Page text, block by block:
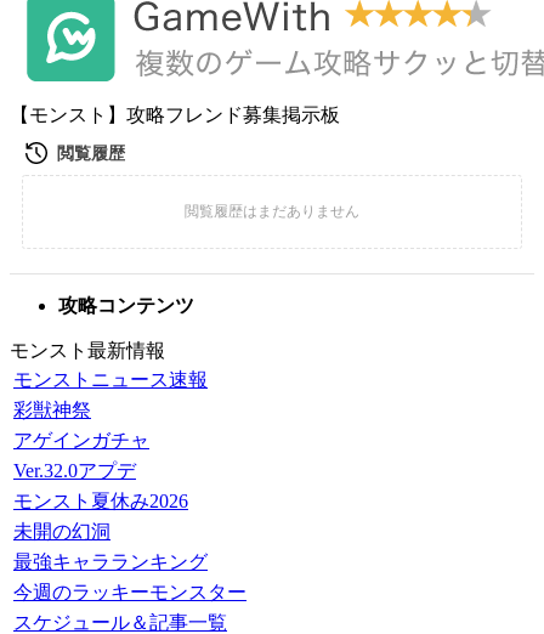
【モンスト】攻略フレンド募集掲示板
攻略コンテンツ
モンスト最新情報
モンストニュース速報
彩獣神祭
アゲインガチャ
Ver.32.0アプデ
モンスト夏休み2026
未開の幻洞
最強キャラランキング
今週のラッキーモンスター
スケジュール＆記事一覧